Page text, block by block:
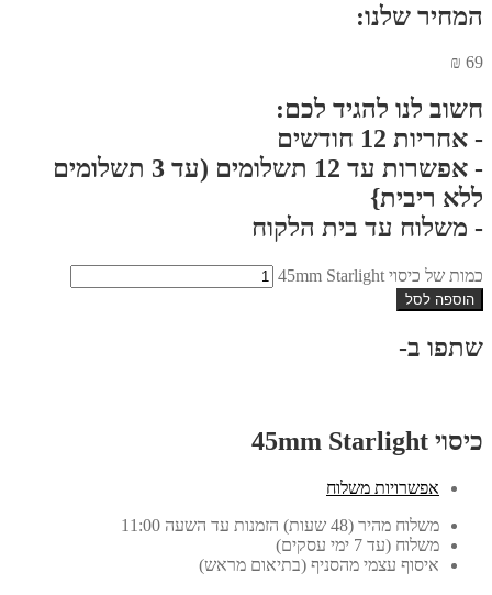
המחיר שלנו:
₪ 69
חשוב לנו להגיד לכם:
- אחריות 12 חודשים
- אפשרות עד 12 תשלומים (עד 3 תשלומים
ללא ריבית}
- משלוח עד בית הלקוח
כמות של כיסוי 45mm Starlight
הוספה לסל
שתפו ב-
כיסוי 45mm Starlight
אפשרויות משלוח
משלוח מהיר (48 שעות) הזמנות עד השעה 11:00
משלוח (עד 7 ימי עסקים)
איסוף עצמי מהסניף (בתיאום מראש)